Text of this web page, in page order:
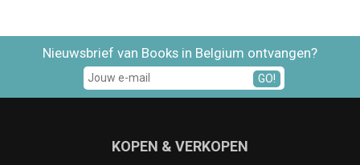
Nieuwsbrief van Books in Belgium ontvangen?
GO!
KOPEN & VERKOPEN